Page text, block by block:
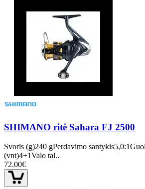
SHIMANO ritė Sahara FJ 2500
Svoris (g)240 gPerdavimo
(vnt)4+1Valo tal..
72.00€